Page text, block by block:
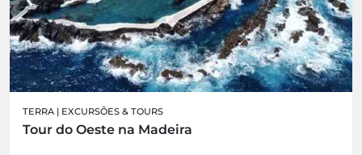
TERRA | EXCURSÕES & TOURS
Tour do Oeste na Madeira